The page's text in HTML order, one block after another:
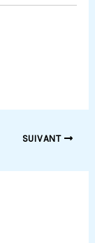
SUIVANT